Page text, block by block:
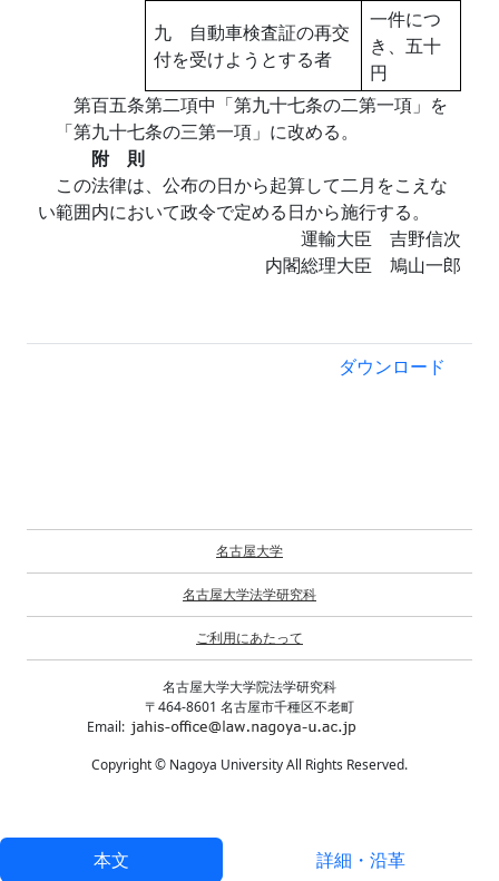
九 自動車検査証の再交
付を受けようとする者
一件につ
き、五十
円
第百五条第二項中「第九十七条の二第一項」を
「第九十七条の三第一項」に改める。
附 則
この法律は、公布の日から起算して二月をこえな
い範囲内において政令で定める日から施行する。
運輸大臣 吉野信次
内閣総理大臣 鳩山一郎
ダウンロード
本文 詳細・沿革
名古屋大学
名古屋大学法学研究科
ご利用にあたって
名古屋大学大学院法学研究科
〒464-8601 名古屋市千種区不老町
Email:
Copyright © Nagoya University All Rights Reserved.